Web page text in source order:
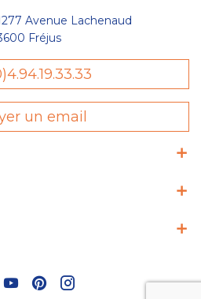
Avenue Lachenaud
Fréjus
un email